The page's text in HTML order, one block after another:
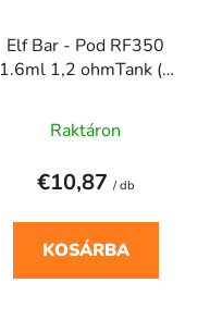
Elf Bar - Pod RF350
1.6ml 1,2 ohmTank (4
Raktáron
€10,87 / db
KOSÁRBA